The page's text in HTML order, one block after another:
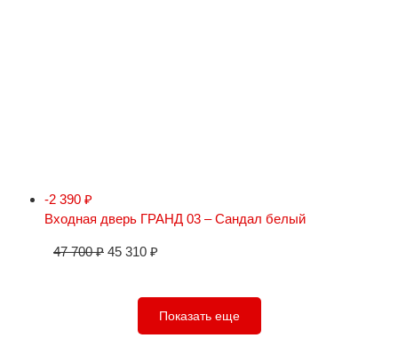
-2 390 ₽
Входная дверь ГРАНД 03 – Сандал белый
47 700₽ 45 310 ₽
Показать еще